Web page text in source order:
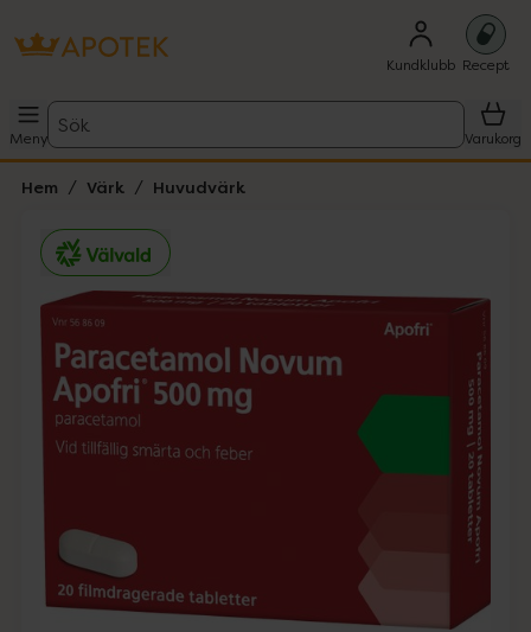
Kundklubb Recept
Meny
Sök
Varukorg
Hem Värk Huvudvärk
Lista: . Innehåller 1 objekt.
Hoppa över Lista